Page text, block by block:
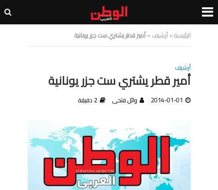
الرئيسية»أرشيف»أمير قطر يشتري ست جزر يونانية
أرشيف
أمير قطر يشتري ست جزر يونانية
2014-01-01 وائل فتحى 2 دقيقة